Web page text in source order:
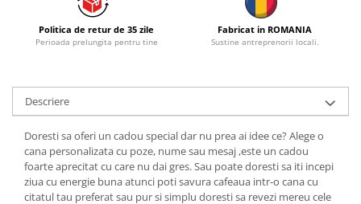
Politica de retur de 35 zile
Perioada prelungita pentru tine
Fabricat in ROMANIA
Sustine antreprenorii locali.
Descriere
Doresti sa oferi un cadou special dar nu prea ai idee ce? Alege o
cana personalizata cu poze, nume sau mesaj ,este un cadou
foarte aprecitat cu care nu dai gres. Sau poate doresti sa iti incepi
ziua cu energie buna atunci poti savura cafeaua intr-o cana cu
citatul tau preferat sau pur si simplu doresti sa revezi mereu cele